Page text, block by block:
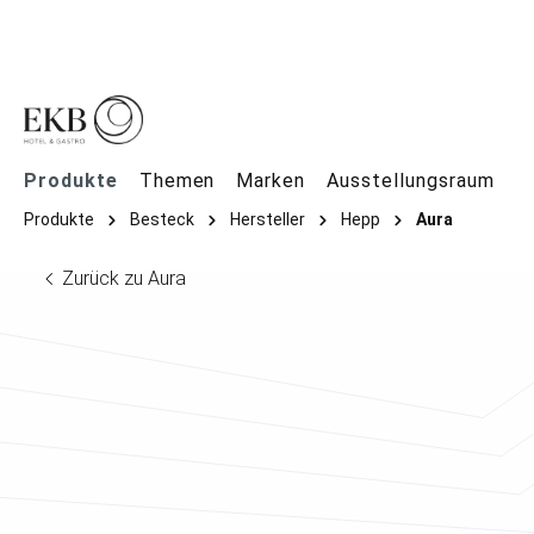
Produkte Themen Marken Ausstellungsraum
Produkte Besteck Hersteller Hepp Aura
Zurück zu Aura